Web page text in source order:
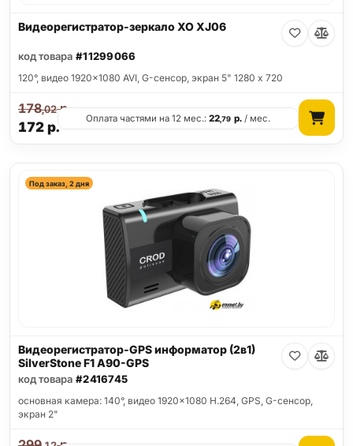
Видеорегистратор-зеркало XO XJ06
код товара #11299066
120°, видео 1920x1080 AVI, G-сенсор, экран 5" 1280 x 720
172р.
178,02р.
Оплата частями на 12 мес.:22,79 р./ мес.
Под заказ, 2 дня
Видеорегистратор-GPS информатор (2в1)
SilverStone F1 A90-GPS
код товара #2416745
основная камера: 140°, видео 1920x1080 H.264, GPS, G-сенсор,
экран 2"